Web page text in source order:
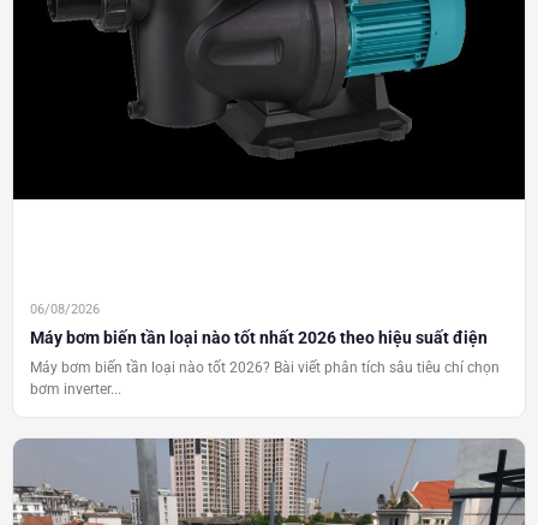
06/08/2026
Máy bơm biến tần loại nào tốt nhất 2026 theo hiệu suất điện
Máy bơm biến tần loại nào tốt 2026? Bài viết phân tích sâu tiêu chí chọn
bơm inverter...